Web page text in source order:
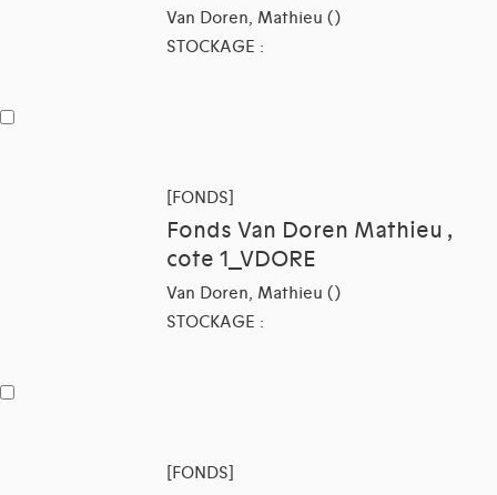
Van Doren, Mathieu ()
STOCKAGE :
[FONDS]
Fonds Van Doren Mathieu ,
cote 1_VDORE
Van Doren, Mathieu ()
STOCKAGE :
[FONDS]